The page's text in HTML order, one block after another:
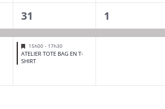
2
évènements,
31
Mis
en
avant
15h00 - 17h30
ATELIER TOTE BAG EN T-
SHIRT
1
évènement,
1